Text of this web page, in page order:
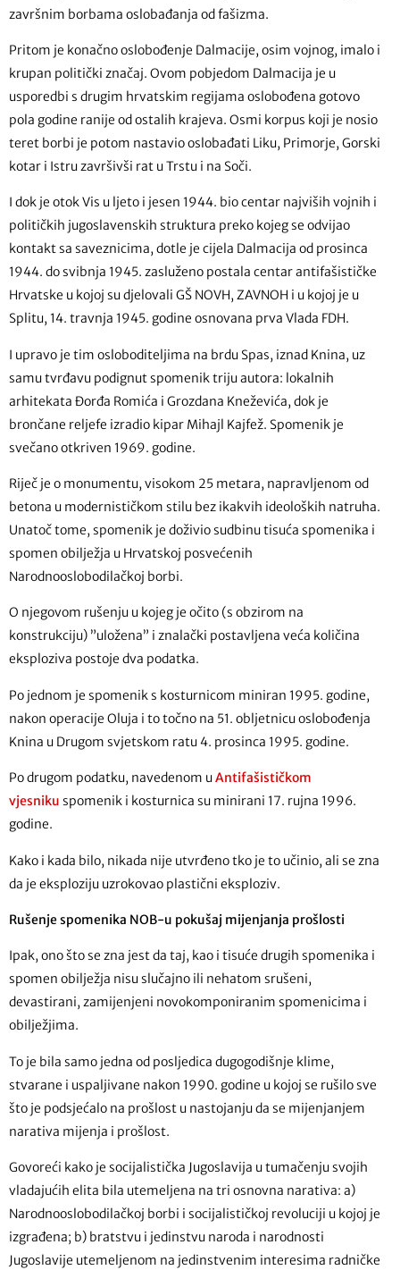
završnim borbama oslobađanja od fašizma.
Pritom je konačno oslobođenje Dalmacije, osim vojnog, imalo i
krupan politički značaj. Ovom pobjedom Dalmacija je u
usporedbi s drugim hrvatskim regijama oslobođena gotovo
pola godine ranije od ostalih krajeva. Osmi korpus koji je nosio
teret borbi je potom nastavio oslobađati Liku, Primorje, Gorski
kotar i Istru završivši rat u Trstu i na Soči.
I dok je otok Vis u ljeto i jesen 1944. bio centar najviših vojnih i
političkih jugoslavenskih struktura preko kojeg se odvijao
kontakt sa saveznicima, dotle je cijela Dalmacija od prosinca
1944. do svibnja 1945. zasluženo postala centar antifašističke
Hrvatske u kojoj su djelovali GŠ NOVH, ZAVNOH i u kojoj je u
Splitu, 14. travnja 1945. godine osnovana prva Vlada FDH.
I upravo je tim osloboditeljima na brdu Spas, iznad Knina, uz
samu tvrđavu podignut spomenik triju autora: lokalnih
arhitekata Đorđa Romića i Grozdana Kneževića, dok je
brončane reljefe izradio kipar Mihajl Kajfež. Spomenik je
svečano otkriven 1969. godine.
Riječ je o monumentu, visokom 25 metara, napravljenom od
betona u modernističkom stilu bez ikakvih ideoloških natruha.
Unatoč tome, spomenik je doživio sudbinu tisuća spomenika i
spomen obilježja u Hrvatskoj posvećenih
Narodnooslobodilačkoj borbi.
O njegovom rušenju u kojeg je očito (s obzirom na
konstrukciju) ”uložena” i znalački postavljena veća količina
eksploziva postoje dva podatka.
Po jednom je spomenik s kosturnicom miniran 1995. godine,
nakon operacije Oluja i to točno na 51. obljetnicu oslobođenja
Knina u Drugom svjetskom ratu 4. prosinca 1995. godine.
Po drugom podatku, navedenom uAntifašističkom
vjesniku spomenik i kosturnica su minirani 17. rujna 1996.
godine.
Kako i kada bilo, nikada nije utvrđeno tko je to učinio, ali se zna
da je eksploziju uzrokovao plastični eksploziv.
Rušenje spomenika NOB-u pokušaj mijenjanja prošlosti
Ipak, ono što se zna jest da taj, kao i tisuće drugih spomenika i
spomen obilježja nisu slučajno ili nehatom srušeni,
devastirani, zamijenjeni novokomponiranim spomenicima i
obilježjima.
To je bila samo jedna od posljedica dugogodišnje klime,
stvarane i uspaljivane nakon 1990. godine u kojoj se rušilo sve
što je podsjećalo na prošlost u nastojanju da se mijenjanjem
narativa mijenja i prošlost.
Govoreći kako je socijalistička Jugoslavija u tumačenju svojih
vladajućih elita bila utemeljena na tri osnovna narativa: a)
Narodnooslobodilačkoj borbi i socijalističkoj revoluciji u kojoj je
izgrađena; b) bratstvu i jedinstvu naroda i narodnosti
Jugoslavije utemeljenom na jedinstvenim interesima radničke